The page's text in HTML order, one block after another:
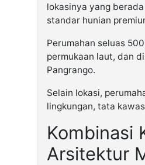
lokasinya yang
standar hunian
Perumahan seluas
permukaan laut, dan
Pangrango.
Selain lokasi,
lingkungan, tata
Kombinasi
Arsitektur